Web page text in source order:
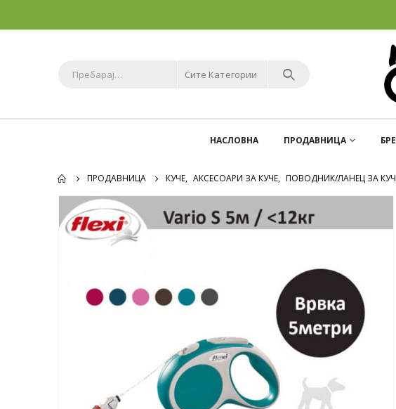
Сите Категории
НАСЛОВНА ПРОДАВНИЦА
ПРОДАВНИЦА КУЧЕ, АКСЕСОАРИ ЗА КУЧЕ, ПОВОДНИК/ЛАНЕЦ ЗА